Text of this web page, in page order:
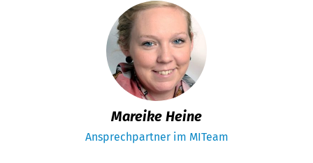
Mareike Heine
Ansprechpartner im MITeam